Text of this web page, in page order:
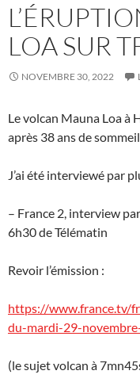
LOA SUR
NOVEMBRE 30, 2022
Le volcan Mauna Loa à
après 38 ans de
J’ai été interviewé par
– France 2, interview
6h30 de Télématin
Revoir l’émission :
https://www.france.tv/
du-mardi-29-
(le sujet volcan à